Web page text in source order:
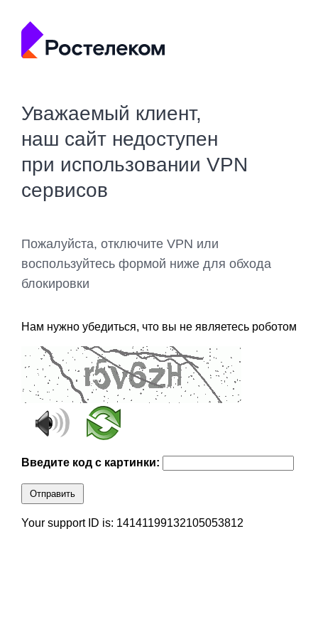
Уважаемый клиент,
наш сайт недоступен
при использовании VPN
сервисов
Пожалуйста, отключите VPN или
воспользуйтесь формой ниже для обхода
блокировки
Нам нужно убедиться, что вы не являетесь роботом
Введите код с картинки:
Отправить
Your support ID is: 14141199132105053812